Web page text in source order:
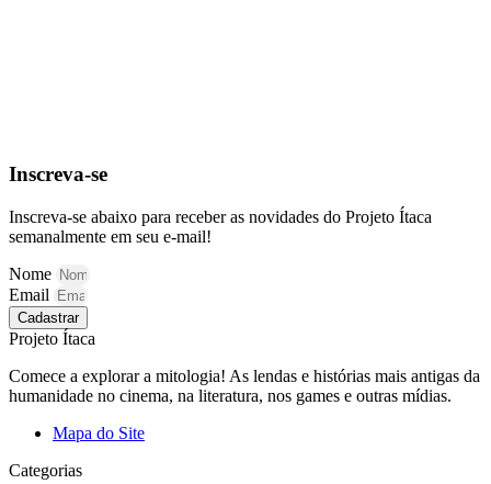
Inscreva-se
Inscreva-se abaixo para receber as novidades do Projeto Ítaca
semanalmente em seu e-mail!
Nome
Email
Cadastrar
Projeto Ítaca
Comece a explorar a mitologia! As lendas e histórias mais antigas da
humanidade no cinema, na literatura, nos games e outras mídias.
Mapa do Site
Categorias